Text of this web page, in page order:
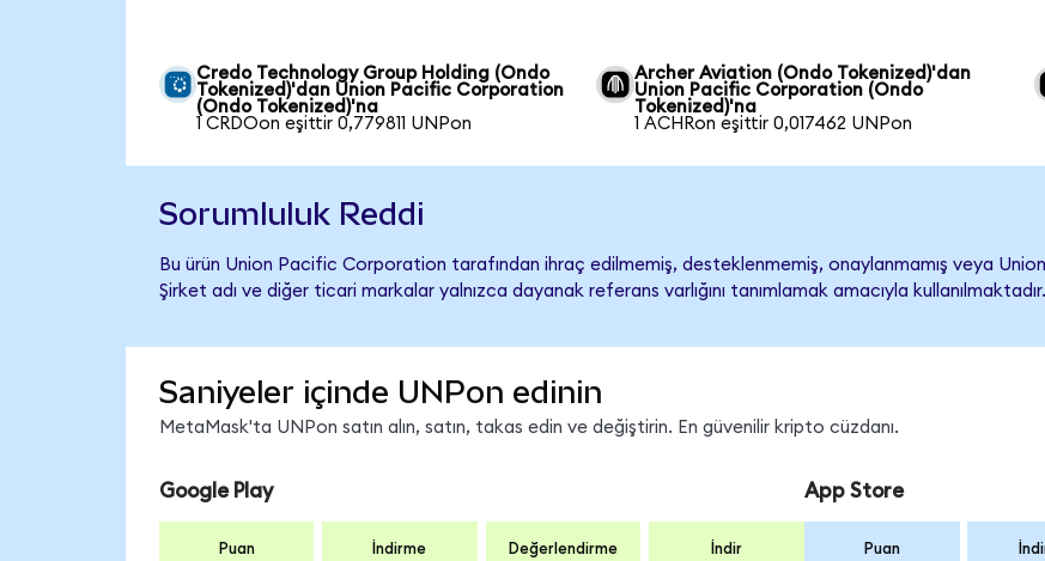
Credo Technology Group Holding (Ondo
Tokenized)'dan Union Pacific Corporation
(Ondo Tokenized)'na
1 CRDOon eşittir 0,779811 UNPon
Archer Aviation (Ondo Tokenized)'dan
Union Pacific Corporation (Ondo
Tokenized)'na
1 ACHRon eşittir 0,017462 UNPon
Sorumluluk Reddi
Bu ürün Union Pacific Corporation tarafından ihraç edilmemiş, desteklenmemiş, onaylanmamış veya
Şirket adı ve diğer ticari markalar yalnızca dayanak referans varlığını tanımlamak amacıyla kullanılmaktadır.
Saniyeler içinde UNPon edinin
MetaMask'ta UNPon satın alın, satın, takas edin ve değiştirin. En güvenilir kripto cüzdanı.
Google Play
Puan İndirme Değerlendirme İndir
App Store
Puan